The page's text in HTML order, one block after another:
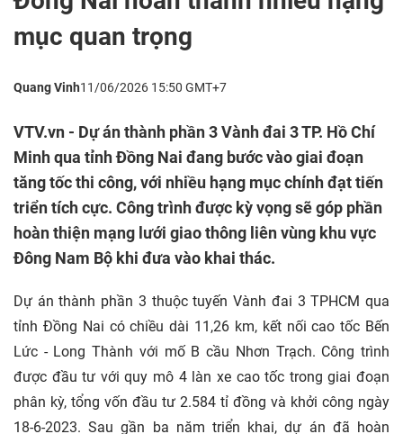
mục quan trọng
Quang Vinh11/06/2026 15:50 GMT+7
VTV.vn - Dự án thành phần 3 Vành đai 3 TP. Hồ Chí
Minh qua tỉnh Đồng Nai đang bước vào giai đoạn
tăng tốc thi công, với nhiều hạng mục chính đạt tiến
triển tích cực. Công trình được kỳ vọng sẽ góp phần
hoàn thiện mạng lưới giao thông liên vùng khu vực
Đông Nam Bộ khi đưa vào khai thác.
Dự án thành phần 3 thuộc tuyến Vành đai 3 TPHCM qua
tỉnh Đồng Nai có chiều dài 11,26 km, kết nối cao tốc Bến
Lức - Long Thành với mố B cầu Nhơn Trạch. Công trình
được đầu tư với quy mô 4 làn xe cao tốc trong giai đoạn
phân kỳ, tổng vốn đầu tư 2.584 tỉ đồng và khởi công ngày
18-6-2023. Sau gần ba năm triển khai, dự án đã hoàn